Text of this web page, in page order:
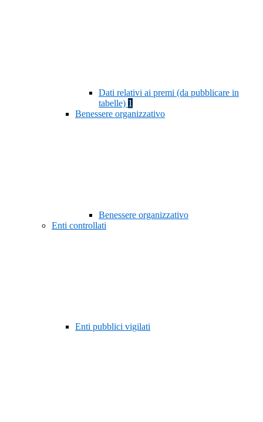
Dati relativi ai premi (da pubblicare in
tabelle) 1
Benessere organizzativo
Benessere organizzativo
Enti controllati
Enti pubblici vigilati